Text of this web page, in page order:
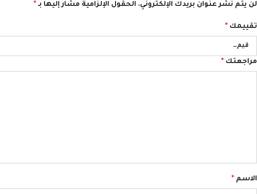
لن يتم نشر عنوان بريدك الإلكتروني. الحقول الإلزامية مشار إليها بـ *
تقييمك *
مراجعتك *
الاسم *